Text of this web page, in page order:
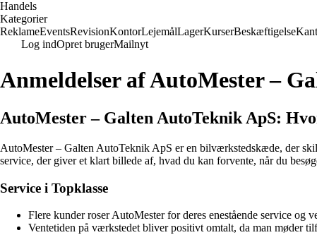
Handels
Kategorier
ReklameEventsRevisionKontorLejemålLagerKurserBeskæftigelse
Log indOpret brugerMailnyt
Anmeldelser af AutoMester –
AutoMester – Galten AutoTeknik ApS:
AutoMester – Galten AutoTeknik ApS er en bilværkstedskæde, der
service, der giver et klart billede af, hvad du kan forvente, når du
Service i Topklasse
Flere kunder roser AutoMester for deres enestående service og
Ventetiden på værkstedet bliver positivt omtalt, da man møder